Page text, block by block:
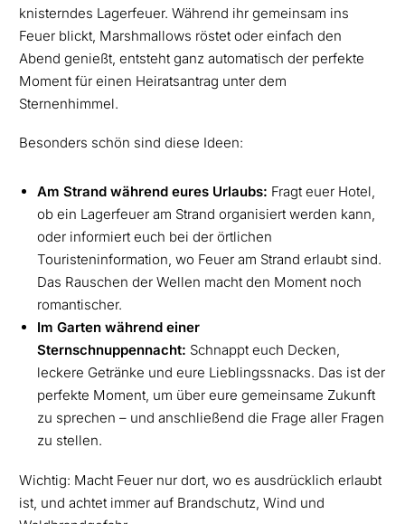
knisterndes Lagerfeuer. Während ihr gemeinsam ins
Feuer blickt, Marshmallows röstet oder einfach den
Abend genießt, entsteht ganz automatisch der perfekte
Moment für einen Heiratsantrag unter dem
Sternenhimmel.
Besonders schön sind diese Ideen:
Am Strand während eures Urlaubs: Fragt euer Hotel,
ob ein Lagerfeuer am Strand organisiert werden kann,
oder informiert euch bei der örtlichen
Touristeninformation, wo Feuer am Strand erlaubt sind.
Das Rauschen der Wellen macht den Moment noch
romantischer.
Im Garten während einer
Sternschnuppennacht: Schnappt euch Decken,
leckere Getränke und eure Lieblingssnacks. Das ist der
perfekte Moment, um über eure gemeinsame Zukunft
zu sprechen – und anschließend die Frage aller Fragen
zu stellen.
Wichtig: Macht Feuer nur dort, wo es ausdrücklich erlaubt
ist, und achtet immer auf Brandschutz, Wind und